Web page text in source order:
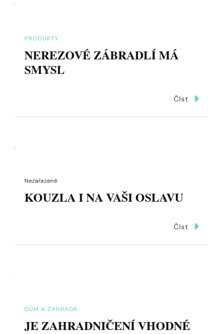
PRODUKTY
NEREZOVÉ ZÁBRADLÍ MÁ
SMYSL
Číst
Nezařazené
KOUZLA I NA VAŠI OSLAVU
Číst
DŮM A ZAHRADA
JE ZAHRADNIČENÍ VHODNÉ